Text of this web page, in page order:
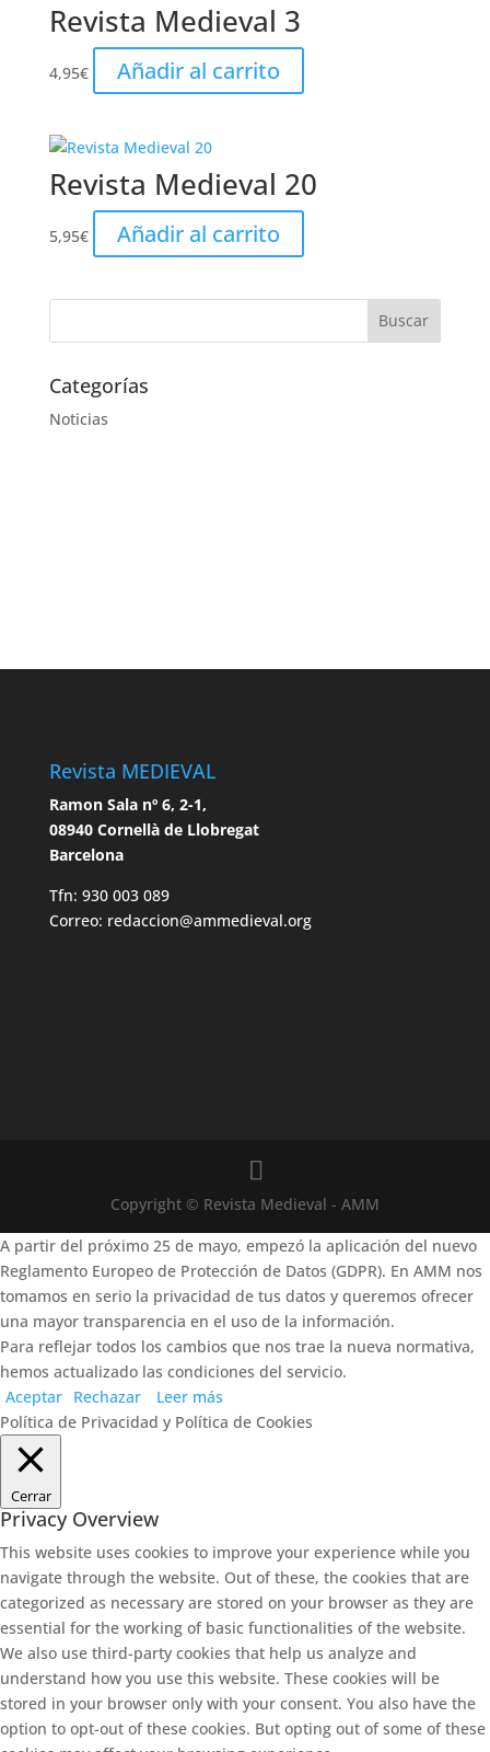
Revista Medieval 3
4,95€ Añadir al carrito
Revista Medieval 20
5,95€ Añadir al carrito
Categorías
Noticias
Revista MEDIEVAL
Ramon Sala nº 6, 2-1,
08940 Cornellà de Llobregat
Barcelona
Tfn: 930 003 089
Correo: redaccion@ammedieval.org
Copyright © Revista Medieval - AMM
A partir del próximo 25 de mayo, empezó la aplicación del nuevo
Reglamento Europeo de Protección de Datos (GDPR). En AMM nos
tomamos en serio la privacidad de tus datos y queremos ofrecer
una mayor transparencia en el uso de la información.
Para reflejar todos los cambios que nos trae la nueva normativa,
hemos actualizado las condiciones del servicio.
Aceptar Rechazar
Leer más
Política de Privacidad y Política de Cookies
Cerrar
Privacy Overview
This website uses cookies to improve your experience while you
navigate through the website. Out of these, the cookies that are
categorized as necessary are stored on your browser as they are
essential for the working of basic functionalities of the website.
We also use third-party cookies that help us analyze and
understand how you use this website. These cookies will be
stored in your browser only with your consent. You also have the
option to opt-out of these cookies. But opting out of some of these